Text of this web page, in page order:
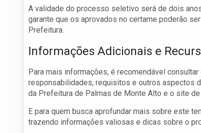
A validade do processo seletivo será de dois
garante que os aprovados no certame poderão
Prefeitura.
Informações Adicionais e
Para mais informações, é recomendável
responsabilidades, requisitos e outros aspectos
da Prefeitura de Palmas de Monte Alto e o site
E para quem busca aprofundar mais sobre este
trazendo informações valiosas e dicas sobre o